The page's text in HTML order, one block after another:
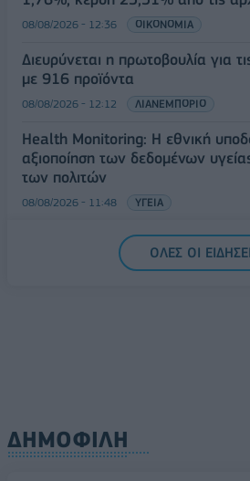
08/08/2026 - 12:36 ΟΙΚΟΝΟΜΙΑ
Διευρύνεται η πρωτοβουλία για
με 916 προϊόντα
08/08/2026 - 12:12 ΛΙΑΝΕΜΠΟΡΙΟ
Health Monitoring: Η εθνική
αξιοποίηση των δεδομένων
των πολιτών
08/08/2026 - 11:48 ΥΓΕΙΑ
Ελληνική Αναπτυξιακή Τράπεζα:
ευρώ ανοίγει δρόμο για δάνεια
ΟΛΕΣ ΟΙ
ΔΗΜΟΦΙΛΗ